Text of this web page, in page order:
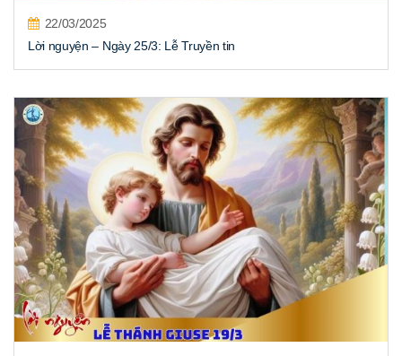
22/03/2025
Lời nguyện – Ngày 25/3: Lễ Truyền tin